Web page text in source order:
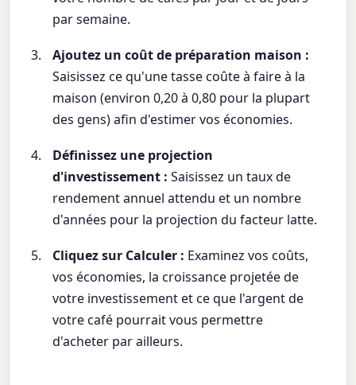
par semaine.
Ajoutez un coût de préparation maison :
Saisissez ce qu'une tasse coûte à faire à la
maison (environ 0,20 à 0,80 pour la plupart
des gens) afin d'estimer vos économies.
Définissez une projection
d'investissement : Saisissez un taux de
rendement annuel attendu et un nombre
d'années pour la projection du facteur latte.
Cliquez sur Calculer : Examinez vos coûts,
vos économies, la croissance projetée de
votre investissement et ce que l'argent de
votre café pourrait vous permettre
d'acheter par ailleurs.